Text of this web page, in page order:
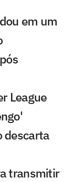
em um
League
descarta
transmitir